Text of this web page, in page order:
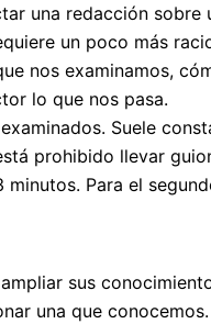
una redacción sobre
un poco más
nos examinamos,
lo que nos pasa.
Suele
prohibido llevar
Para el
sus
una que